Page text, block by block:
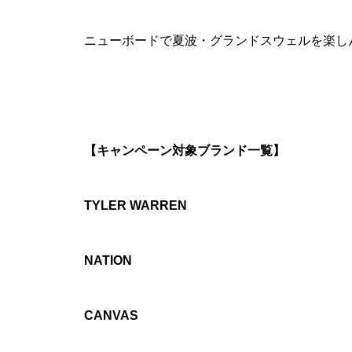
ニューボードで夏波・グランドスウェルを楽し
【キャンペーン対象ブランド一覧】
TYLER WARREN
NATION
CANVAS